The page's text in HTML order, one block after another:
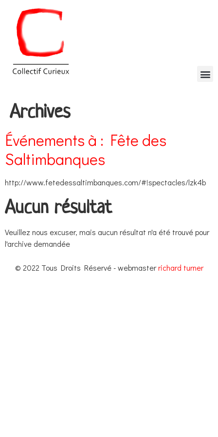
Archives
Événements à : Fête des
Saltimbanques
http://www.fetedessaltimbanques.com/#!spectacles/lzk4b
Aucun résultat
Veuillez nous excuser, mais aucun résultat n'a été trouvé pour
l'archive demandée
© 2022 Tous Droits Réservé - webmasterrichard turner